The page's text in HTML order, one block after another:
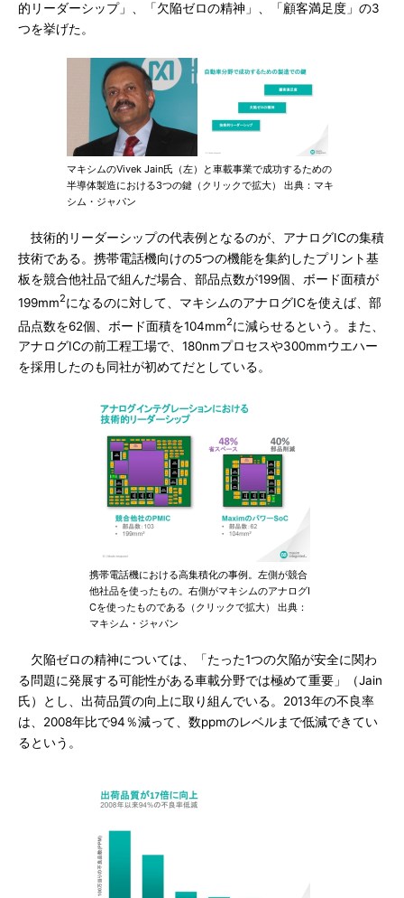
的リーダーシップ」、「欠陥ゼロの精神」、「顧客満足度」の3
つを挙げた。
マキシムのVivek Jain氏（左）と車載事業で成功するための
半導体製造における3つの鍵（クリックで拡大） 出典：マキ
シム・ジャパン
技術的リーダーシップの代表例となるのが、アナログICの集積
技術である。携帯電話機向けの5つの機能を集約したプリント基
板を競合他社品で組んだ場合、部品点数が199個、ボード面積が
199mm2になるのに対して、マキシムのアナログICを使えば、部
品点数を62個、ボード面積を104mm2に減らせるという。また、
アナログICの前工程工場で、180nmプロセスや300mmウエハー
を採用したのも同社が初めてだとしている。
携帯電話機における高集積化の事例。左側が競合
他社品を使ったもの。右側がマキシムのアナログI
Cを使ったものである（クリックで拡大） 出典：
マキシム・ジャパン
欠陥ゼロの精神については、「たった1つの欠陥が安全に関わ
る問題に発展する可能性がある車載分野では極めて重要」（Jain
氏）とし、出荷品質の向上に取り組んでいる。2013年の不良率
は、2008年比で94％減って、数ppmのレベルまで低減できてい
るという。